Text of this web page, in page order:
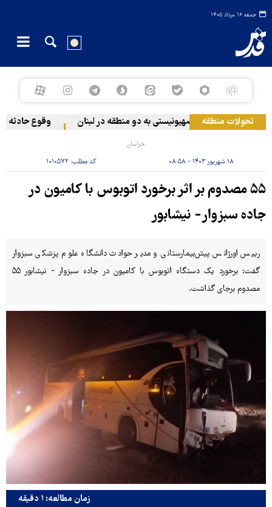
جمعه ۱۶ مرداد ۱۴۰۵
تحولات منطقه
حمله رژیم صهیونیستی به دو منطقه در لبنان وقوع حادثه
خراسان
۱۸ شهریور ۱۴۰۳ - ۰۸:۵۸ کد مطلب:۱۰۱۰۵۷۲
۵۵ مصدوم بر اثر برخورد اتوبوس با کامیون در
جاده سبزوار- نیشابور
رییس اورژانس پیش‌بیمارستانی و مدیر حوادث دانشگاه علوم پزشکی سبزوار
گفت: برخورد یک دستگاه اتوبوس با کامیون در جاده سبزوار - نیشابور ۵۵
مصدوم برجای گذاشت.
زمان مطالعه: ۱ دقیقه